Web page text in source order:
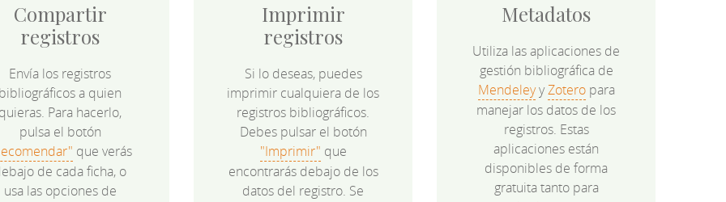
Compartir
registros
Envía los registros
a quien
Para hacerlo,
pulsa el botón
que verás
de cada ficha, o
usa las opciones de
Imprimir
registros
Si lo deseas, puedes
imprimir cualquiera de los
registros bibliográficos.
Debes pulsar el botón
"Imprimir" que
encontrarás debajo de los
datos del registro. Se
Metadatos
Utiliza las aplicaciones de
gestión bibliográfica de
MendeleyyZoteropara
manejar los datos de los
registros. Estas
aplicaciones están
disponibles de forma
gratuita tanto para